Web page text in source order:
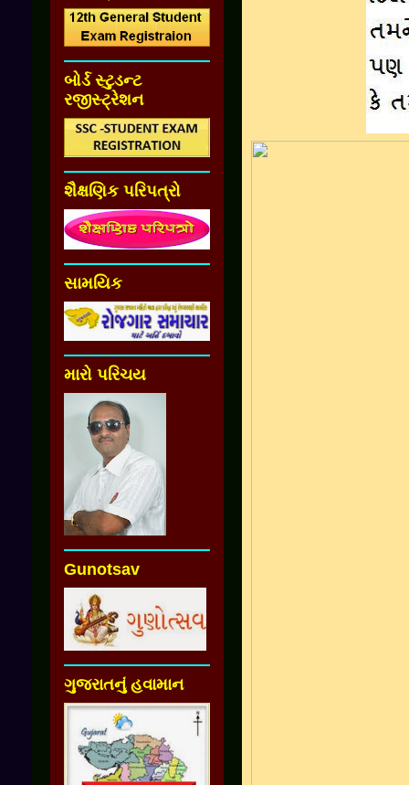
બોર્ડ સ્ટુડન્ટ
રજીસ્ટ્રેશન
શૈક્ષણિક પરિપત્રો
સામયિક
મારો પરિચય
Gunotsav
ગુજરાતનું હવામાન